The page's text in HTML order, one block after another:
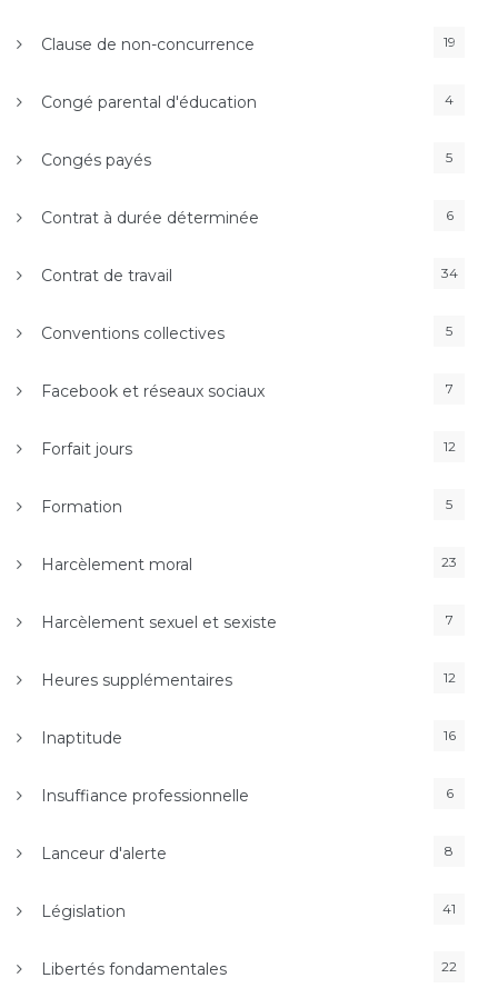
Clause de non-concurrence 19
Congé parental d'éducation 4
Congés payés 5
Contrat à durée déterminée 6
Contrat de travail 34
Conventions collectives 5
Facebook et réseaux sociaux 7
Forfait jours 12
Formation 5
Harcèlement moral 23
Harcèlement sexuel et sexiste 7
Heures supplémentaires 12
Inaptitude 16
Insuffiance professionnelle 6
Lanceur d'alerte 8
Législation 41
Libertés fondamentales 22